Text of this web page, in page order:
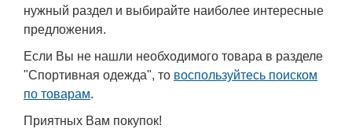
нужный раздел и выбирайте наиболее интересные
предложения.
Если Вы не нашли необходимого товара в разделе
"Спортивная одежда", то воспользуйтесь поиском
по товарам.
Приятных Вам покупок!